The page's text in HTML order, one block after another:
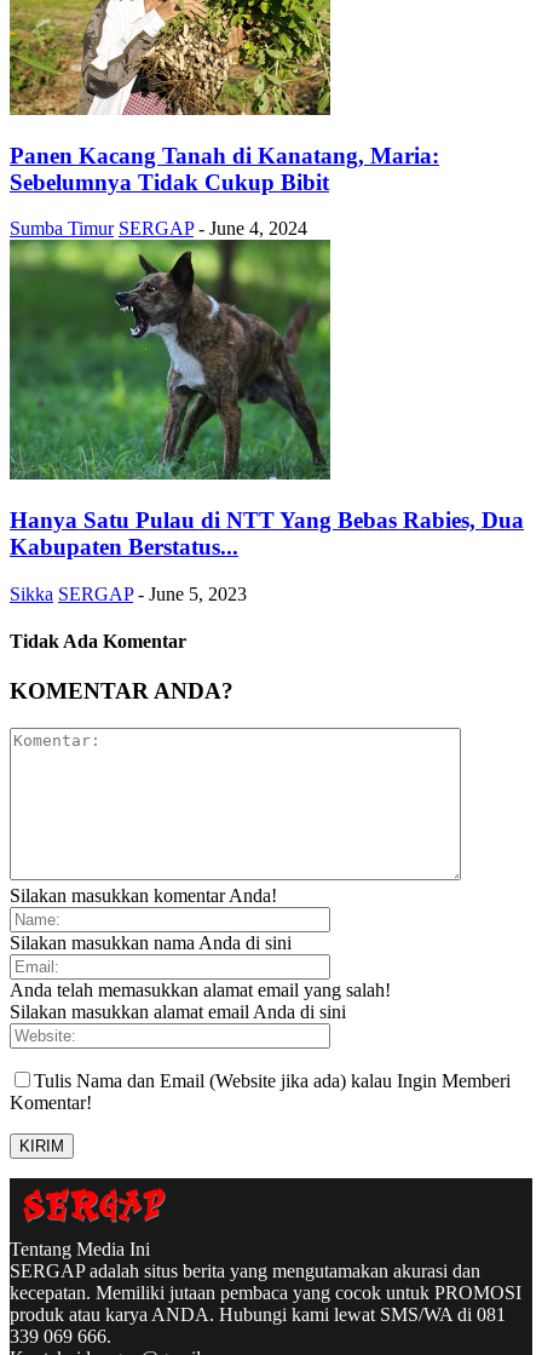
Panen Kacang Tanah di Kanatang, Maria:
Sebelumnya Tidak Cukup Bibit
Sumba Timur SERGAP - June 4, 2024
Hanya Satu Pulau di NTT Yang Bebas Rabies, Dua
Kabupaten Berstatus...
Sikka SERGAP - June 5, 2023
Tidak Ada Komentar
KOMENTAR ANDA?
Silakan masukkan komentar Anda!
Silakan masukkan nama Anda di sini
Anda telah memasukkan alamat email yang salah!
Silakan masukkan alamat email Anda di sini
Tulis Nama dan Email (Website jika ada) kalau Ingin Memberi
Komentar!
Tentang Media Ini
SERGAP adalah situs berita yang mengutamakan akurasi dan
kecepatan. Memiliki jutaan pembaca yang cocok untuk PROMOSI
produk atau karya ANDA. Hubungi kami lewat SMS/WA di 081
339 069 666.